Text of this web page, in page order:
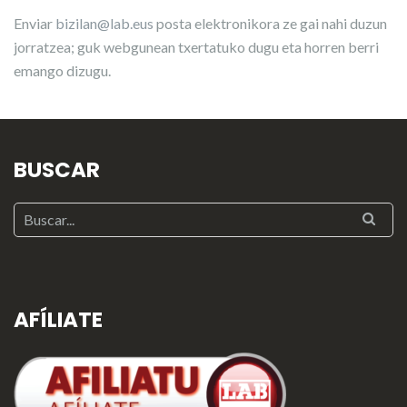
Enviar bizilan@lab.eus posta elektronikora ze gai nahi duzun
jorratzea; guk webgunean txertatuko dugu eta horren berri
emango dizugu.
BUSCAR
AFÍLIATE